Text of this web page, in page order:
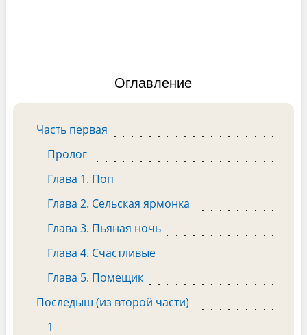
Оглавление
Часть первая
Пролог
Глава 1. Поп
Глава 2. Сельская ярмонка
Глава 3. Пьяная ночь
Глава 4. Счастливые
Глава 5. Помещик
Последыш (из второй части)
1